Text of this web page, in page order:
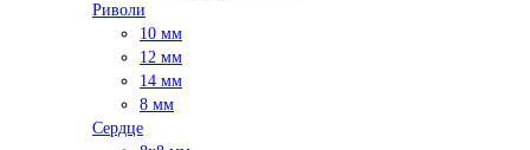
Риволи
10 мм
12 мм
14 мм
8 мм
Сердце